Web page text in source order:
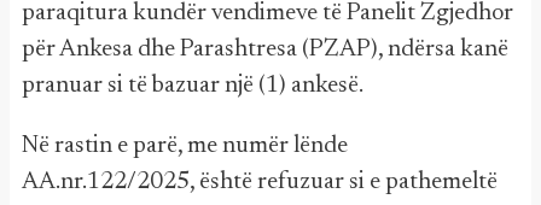
paraqitura kundër vendimeve të Panelit Zgjedhor
për Ankesa dhe Parashtresa (PZAP), ndërsa kanë
pranuar si të bazuar një (1) ankesë.
Në rastin e parë, me numër lënde
AA.nr.122/2025, është refuzuar si e pathemeltë